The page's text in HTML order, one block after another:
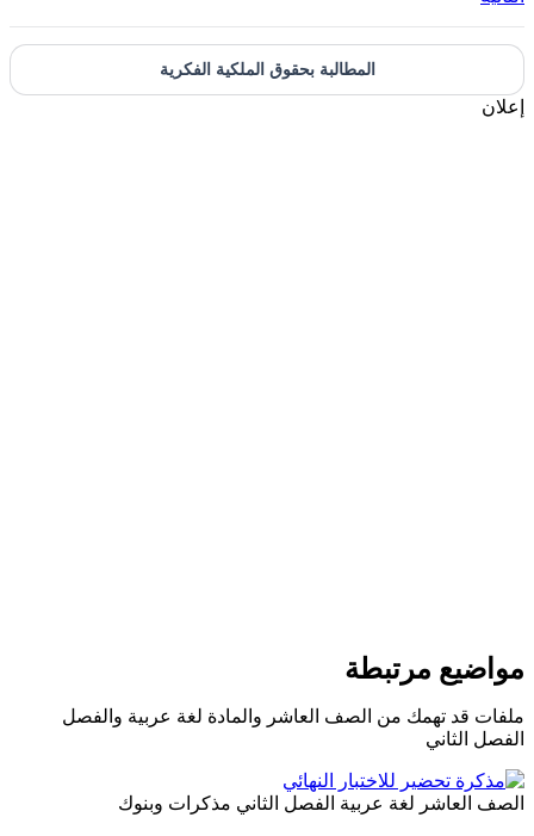
المطالبة بحقوق الملكية الفكرية
إعلان
مواضيع مرتبطة
ملفات قد تهمك من الصف العاشر والمادة لغة عربية والفصل
الفصل الثاني
الصف العاشر لغة عربية الفصل الثاني مذكرات وبنوك